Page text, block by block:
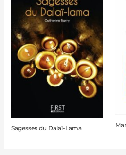
Sagesses du Dalaï-Lama